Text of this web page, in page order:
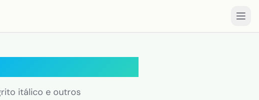
itálico e outros